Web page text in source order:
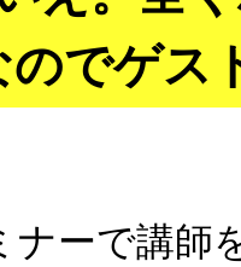
のでゲス
ナーで講師